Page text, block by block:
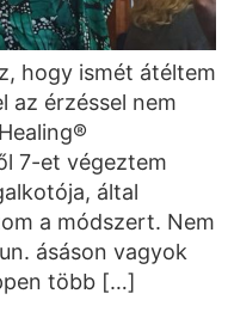
hogy ismét átéltem
az érzéssel nem
7-et végeztem
által
a módszert. Nem
ásáson vagyok
több […]